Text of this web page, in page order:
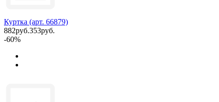
Куртка (арт. 66879)
882руб.353руб.
-60%